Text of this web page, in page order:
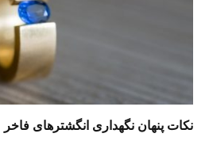
نکات پنهان نگهداری انگشترهای فاخر